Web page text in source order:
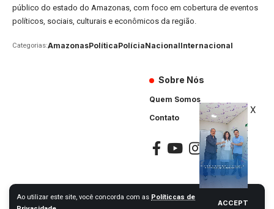
Ao utilizar este site, você concorda com as Políticcas de
ACCEPT
público do estado do Amazonas, com foco em cobertura de eventos
políticos, sociais, culturais e econômicos da região.
Categorias:AmazonasPolíticaPolíciaNacionalInternacional
Sobre Nós
Quem Somos
Contato
Portal Regional AM © 2024. Todos os Direitos Reservados
X